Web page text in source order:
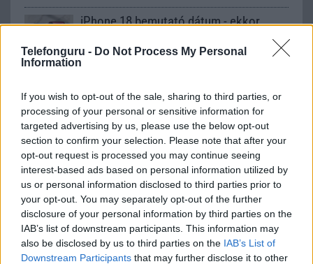
Telefonguru - Do Not Process My Personal
Information
If you wish to opt-out of the sale, sharing to third parties, or
processing of your personal or sensitive information for
targeted advertising by us, please use the below opt-out
section to confirm your selection. Please note that after your
opt-out request is processed you may continue seeing
interest-based ads based on personal information utilized by
us or personal information disclosed to third parties prior to
your opt-out. You may separately opt-out of the further
disclosure of your personal information by third parties on the
IAB’s list of downstream participants. This information may
also be disclosed by us to third parties on the IAB’s List of
Downstream Participants that may further disclose it to other
iPhone 18 bemutató dátum - ekkor
csúcsmobilokról
2026.06.29
mellett a régóta pletykált hajlítható iPhone Ultra is
bemutatkozhat, miközben az áremelésekről szóló
találgatások továbbra is beárnyékolják a rajtot.
Az Android rejtett automatizmusai: hat
funkció, amely észrevétlenül könnyíti
meg a mindennapokat
2026.06.14| Android Police
Sok felhasználó külön alkalmazásokra esküszik, pedig az
Android már évek óta olyan intelligens funkciókat kínál,
amelyek maguktól dolgoznak a háttérben.